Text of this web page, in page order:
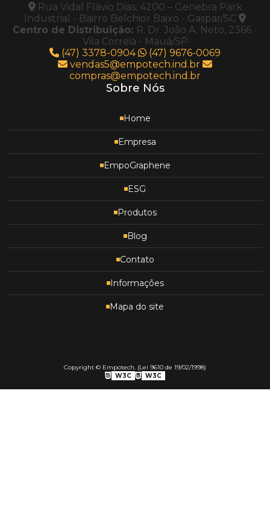
Rua Vidal Flávio Dias, 4200 – Genebra Park
Industrial - Bairro Belchior Baixo - Gaspar/SC
Centro de Distribuição: R. Dr. João A. Neto, 2366 -
Vila Correia - Mauá/SP
(47) 3378-0904
(47) 9676-0069
vendas5@empotech.ind.br
compras@empotech.ind.br
Sobre Nós
Home
Empresa
EmpoGraphene
ESG
Produtos
Blog
Contato
Informações
Mapa do site
Copyright © Empotech. (Lei 9610 de 19/02/1998)
W3C
W3C